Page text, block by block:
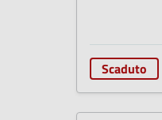
Scaduto